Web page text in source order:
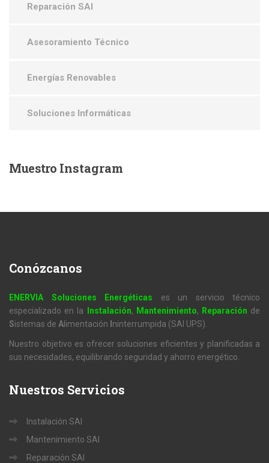
Reparación SAI
Asesoramiento Técnico
Energías Renovables
Soluciones Informáticas
Muestro Instagram
Conózcanos
ENERVIA Soluciones Energéticas es un servicio técnico
especializado en la Instalación, Mantenimiento, Reparación de
Sistemas de Alimentación Ininterrumpida (SAI UPS).
Nuestro objetivo es ofrecer soluciones eficientes y planificadas a
sus necesidades, equilibrando seguridad y ahorro energético.
Nuestros Servicios
Instalación SAI
Mantenimiento SAI
Reparación SAI